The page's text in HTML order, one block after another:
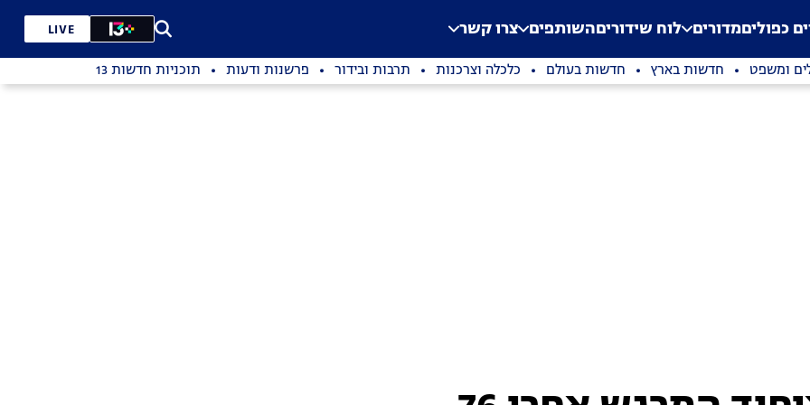
Application error: a
. כפוליםמדורים לוח שידוריםהשותפים צרו קשר LIVE
ומשפט חדשות בארץ חדשות בעולם כלכלה וצרכנות תרבות ובידור פרשנות ודעות תוכניות חדשות 13